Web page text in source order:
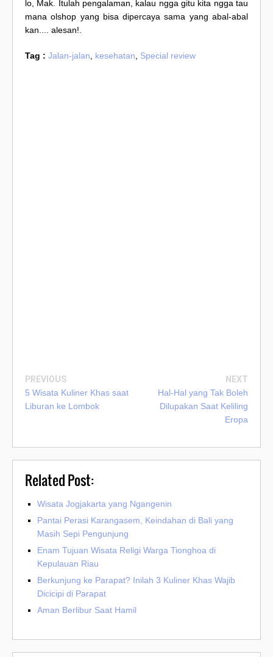
lo, Mak. Itulah pengalaman, kalau ngga gitu kita ngga tau
mana olshop yang bisa dipercaya sama yang abal-abal
kan.... alesan!.
Tag : Jalan-jalan kesehatan Special review
PREVIOUS
5 Wisata Kuliner Khas saat
Liburan ke Lombok
NEXT
Hal-Hal yang Tak Boleh
Dilupakan Saat Keliling
Eropa
Related Post:
Wisata Jogjakarta yang Ngangenin
Pantai Perasi Karangasem, Keindahan di Bali yang
Masih Sepi Pengunjung
Enam Tujuan Wisata Religi Warga Tionghoa di
Kepulauan Riau
Berkunjung ke Parapat? Inilah 3 Kuliner Khas Wajib
Dicicipi di Parapat
Aman Berlibur Saat Hamil